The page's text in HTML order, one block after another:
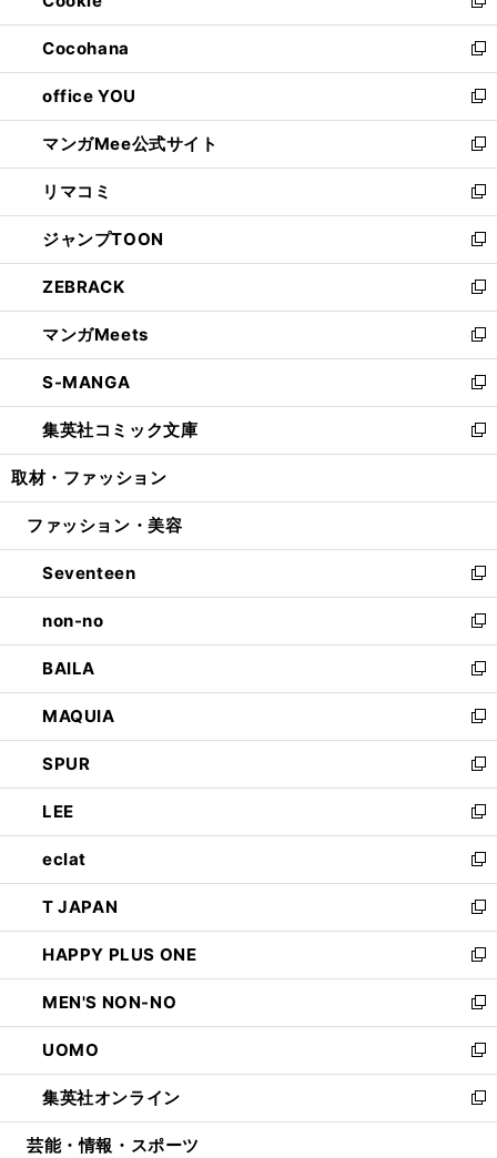
開
く
ウ
で
開
く
ン
ド
ウ
で
開
く
新
し
い
ウ
ィ
ン
ド
ウ
で
開
く
Cocohana
新
し
い
ウ
ィ
ン
ド
ウ
で
開
く
office YOU
新
し
い
ウ
ィ
ン
ド
ウ
で
開
く
マンガMee公式サイト
新
し
い
ウ
ィ
ン
ド
ウ
で
開
く
リマコミ
新
し
い
ウ
ィ
ン
ド
ウ
で
開
く
ジャンプTOON
新
し
い
ウ
ィ
ン
ド
ウ
で
開
ZEBRACK
新
し
い
ウ
ィ
ン
ド
ウ
開
マンガMeets
新
し
い
ウ
ィ
ン
ウ
開
く
S-MANGA
新
し
い
ウ
ン
ウ
で
開
く
集英社コミック文庫
新
し
ウ
ン
ド
ウ
で
開
く
取材・ファッション
ファッション・美容
Seventeen
新
し
い
ウ
ィ
ン
ド
ウ
で
開
く
non-no
新
し
い
ウ
ィ
ン
ド
ウ
で
開
く
BAILA
新
し
い
ウ
ィ
ン
ド
ウ
で
開
く
MAQUIA
新
し
い
ウ
ィ
ン
ド
ウ
で
開
く
SPUR
新
し
い
ウ
ィ
ン
ド
ウ
で
開
く
LEE
新
し
い
ウ
ィ
ン
ド
ウ
で
開
く
eclat
新
し
い
ウ
ィ
ン
ド
ウ
で
開
く
T JAPAN
新
し
い
ウ
ィ
ン
ド
ウ
で
開
HAPPY PLUS ONE
新
し
い
ウ
ィ
ン
ド
ウ
MEN'S NON-NO
新
し
い
ウ
ィ
ン
UOMO
新
し
い
ウ
集英社オンライン
新
し
芸能・情報・スポーツ